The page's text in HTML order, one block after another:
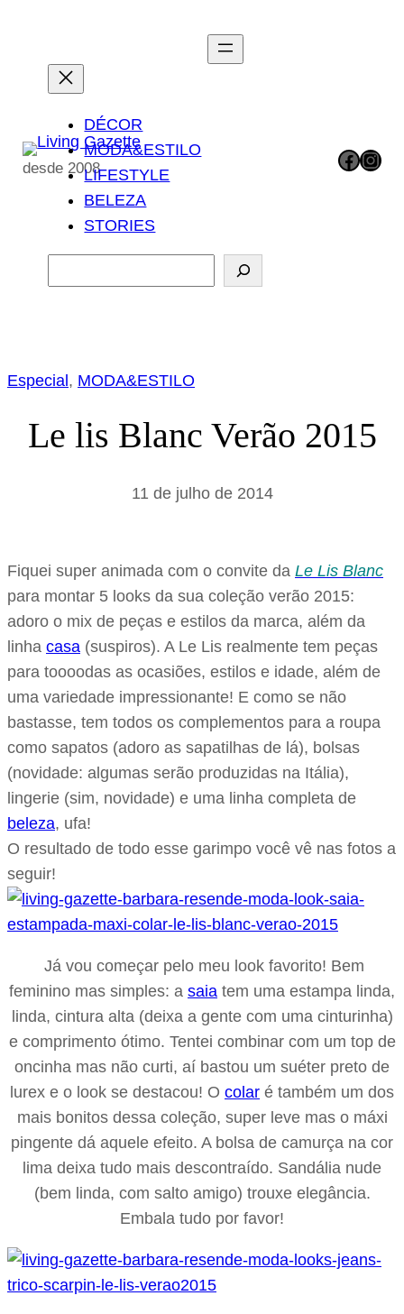
conteúdo
desde 2008
DÉCOR
MODA&ESTILO
LIFESTYLE
BELEZA
STORIES
e
i
a
Facebook Instagram
Especial , MODA&ESTILO
Le lis Blanc Verão 2015
11 de julho de 2014
Fiquei super animada com o convite da Le Lis Blanc
para montar 5 looks da sua coleção verão 2015:
adoro o mix de peças e estilos da marca, além da
linha casa (suspiros). A Le Lis realmente tem peças
para toooodas as ocasiões, estilos e idade, além de
uma variedade impressionante! E como se não
bastasse, tem todos os complementos para a roupa
como sapatos (adoro as sapatilhas de lá), bolsas
(novidade: algumas serão produzidas na Itália),
lingerie (sim, novidade) e uma linha completa de
beleza, ufa!
O resultado de todo esse garimpo você vê nas fotos a
seguir!
Já vou começar pelo meu look favorito! Bem
feminino mas simples: a saia tem uma estampa linda,
linda, cintura alta (deixa a gente com uma cinturinha)
e comprimento ótimo. Tentei combinar com um top de
oncinha mas não curti, aí bastou um suéter preto de
lurex e o look se destacou! O colar é também um dos
mais bonitos dessa coleção, super leve mas o máxi
pingente dá aquele efeito. A bolsa de camurça na cor
lima deixa tudo mais descontraído. Sandália nude
(bem linda, com salto amigo) trouxe elegância.
Embala tudo por favor!